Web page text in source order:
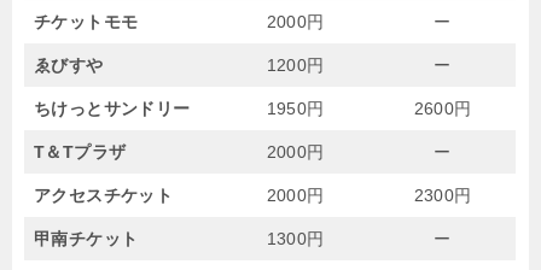
チケットモモ 2000円 ー
ゑびすや 1200円 ー
ちけっとサンドリー 1950円 2600円
T＆Tプラザ 2000円 ー
アクセスチケット 2000円 2300円
甲南チケット 1300円 ー